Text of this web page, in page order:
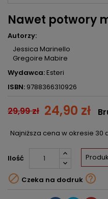
Nawet potwory
Autorzy:
Jessica Marinello
Gregoire Mabire
Wydawca:Esteri
ISBN: 9788366310926
29,99 zł 24,90 zł
Najniższa cena w okresie 30
Ilość
 Czeka na dodruk 